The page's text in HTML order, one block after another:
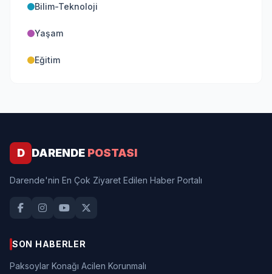
Bilim-Teknoloji
Yaşam
Eğitim
D DARENDE POSTASI
Darende'nin En Çok Ziyaret Edilen Haber Portalı
SON HABERLER
Paksoylar Konağı Acilen Korunmalı